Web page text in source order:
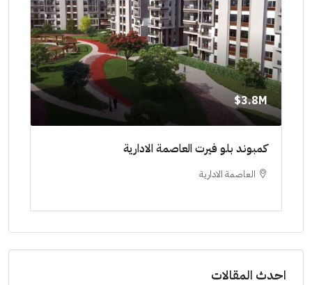
3.8M$
كمبوند بلو فيرت العاصمة الادارية
العاصمة الادارية
احدث المقالات